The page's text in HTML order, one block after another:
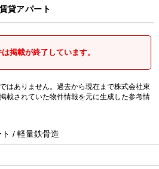
貸アパート
掲載が終了しています。
はありません。過去から現在まで株式会社東
載されていた物件情報を元に生成した参考情
ト / 軽量鉄骨造